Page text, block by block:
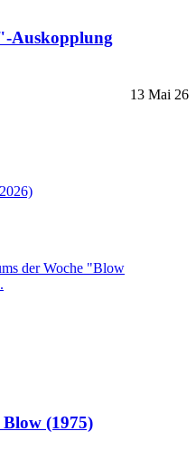
Auskopplung
13 Mai 26
(1975)